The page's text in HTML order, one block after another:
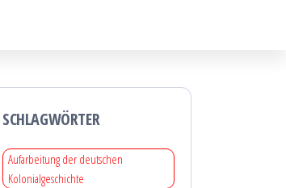
SCHLAGWÖRTER
Aufarbeitung der deutschen
Kolonialgeschichte